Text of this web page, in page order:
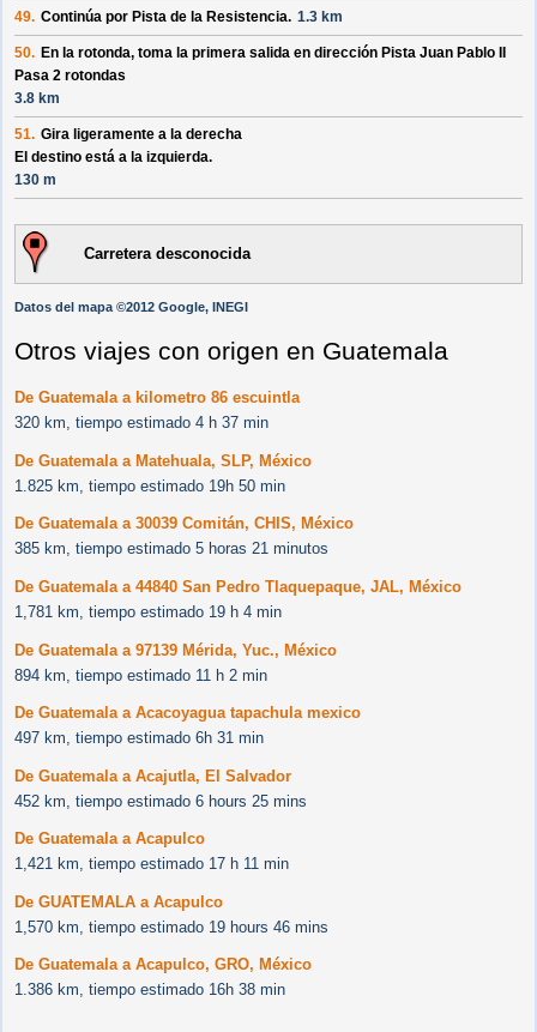
49. Continúa por Pista de la Resistencia. 1.3 km
50. En la rotonda, toma la primera salida en dirección Pista Juan Pablo II
Pasa 2 rotondas
3.8 km
51. Gira ligeramente a la derecha
El destino está a la izquierda.
130 m
Carretera desconocida
Datos del mapa ©2012 Google, INEGI
Otros viajes con origen en Guatemala
De Guatemala a kilometro 86 escuintla
320 km, tiempo estimado 4 h 37 min
De Guatemala a Matehuala, SLP, México
1.825 km, tiempo estimado 19h 50 min
De Guatemala a 30039 Comitán, CHIS, México
385 km, tiempo estimado 5 horas 21 minutos
De Guatemala a 44840 San Pedro Tlaquepaque, JAL, México
1,781 km, tiempo estimado 19 h 4 min
De Guatemala a 97139 Mérida, Yuc., México
894 km, tiempo estimado 11 h 2 min
De Guatemala a Acacoyagua tapachula mexico
497 km, tiempo estimado 6h 31 min
De Guatemala a Acajutla, El Salvador
452 km, tiempo estimado 6 hours 25 mins
De Guatemala a Acapulco
1,421 km, tiempo estimado 17 h 11 min
De GUATEMALA a Acapulco
1,570 km, tiempo estimado 19 hours 46 mins
De Guatemala a Acapulco, GRO, México
1.386 km, tiempo estimado 16h 38 min